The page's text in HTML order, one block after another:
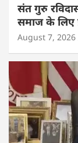
संत गुरु
समाज के लिए
August 7, 2026